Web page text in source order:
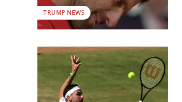
TRUMP NEWS